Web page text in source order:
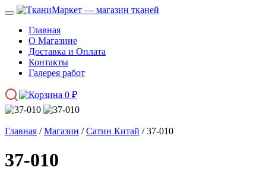
Главная
О Магазине
Доставка и Оплата
Контакты
Галерея работ
0 ₽
Главная /Магазин /Сатин Китай / 37-010
37-010